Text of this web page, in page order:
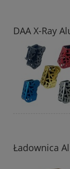
DAA X-Ray
Ładownica